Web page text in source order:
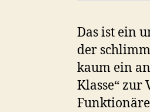
Das ist ein
der
kaum ein
Klasse“ zur